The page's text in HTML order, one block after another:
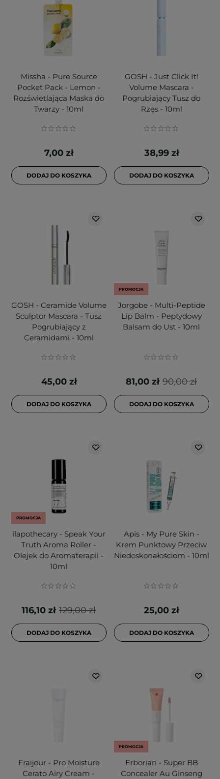
Missha - Pure Source
Pocket Pack - Lemon -
Rozświetlająca Maska do
Twarzy - 10ml
7,00 zł
DODAJ DO KOSZYKA
GOSH - Just Click It!
Volume Mascara -
Pogrubiający Tusz do
Rzęs - 10ml
38,99 zł
DODAJ DO KOSZYKA
GOSH - Ceramide Volume
Sculptor Mascara - Tusz
Pogrubiający z
Ceramidami - 10ml
45,00 zł
DODAJ DO KOSZYKA
PROMOCJA
Jorgobe - Multi-Peptide
Lip Balm - Peptydowy
Balsam do Ust - 10ml
90,00 zł
81,00 zł
DODAJ DO KOSZYKA
PROMOCJA
ilapothecary - Speak Your
Truth Aroma Roller -
Olejek do Aromaterapii -
10ml
129,00 zł
116,10 zł
DODAJ DO KOSZYKA
Apis - My Pure Skin -
Krem Punktowy Przeciw
Niedoskonałościom - 10ml
25,00 zł
DODAJ DO KOSZYKA
Fraijour - Pro Moisture
Cerato Airy Cream -
PROMOCJA
Erborian - Super BB
Concealer Au Ginseng